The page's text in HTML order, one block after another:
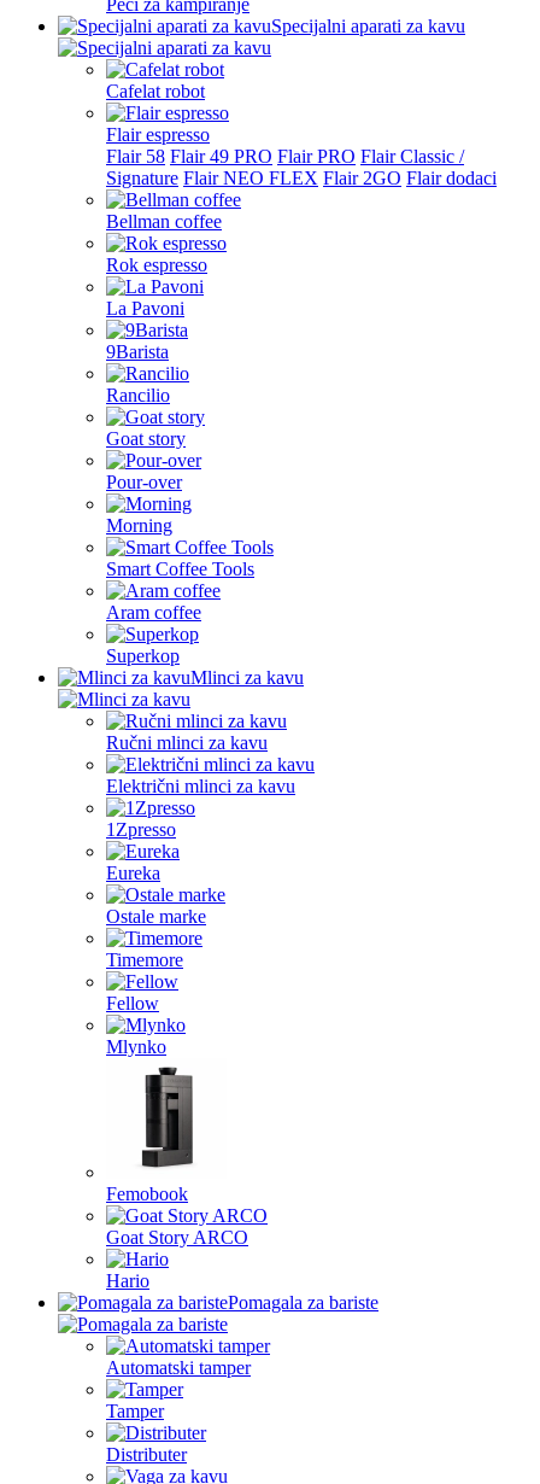
Peći za kampiranje
Specijalni aparati za kavu
Cafelat robot
Flair espresso
Flair 58 Flair 49 PRO Flair PRO Flair Classic /
Signature Flair NEO FLEX Flair 2GO Flair dodaci
Bellman coffee
Rok espresso
La Pavoni
9Barista
Rancilio
Goat story
Pour-over
Morning
Smart Coffee Tools
Aram coffee
Superkop
Mlinci za kavu
Ručni mlinci za kavu
Električni mlinci za kavu
1Zpresso
Eureka
Ostale marke
Timemore
Fellow
Mlynko
Femobook
Goat Story ARCO
Hario
Pomagala za bariste
Automatski tamper
Tamper
Distributer